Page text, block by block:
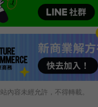
內容未經允許，不得轉載。